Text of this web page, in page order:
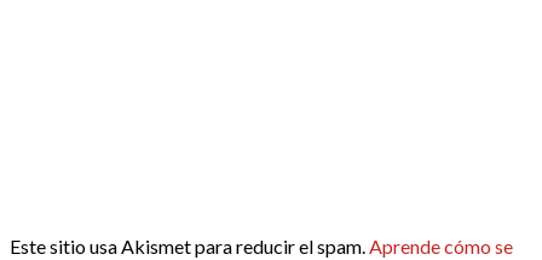
Este sitio usa Akismet para reducir el spam.Aprende cómo se